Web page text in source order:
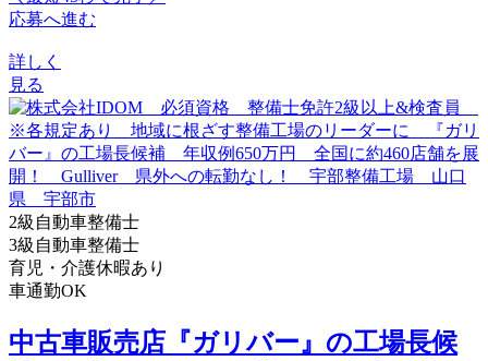
応募へ進む
詳しく
見る
2級自動車整備士
3級自動車整備士
育児・介護休暇あり
車通勤OK
中古車販売店『ガリバー』の工場長候